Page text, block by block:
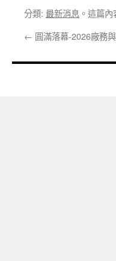
分類: 最新消息 。這篇
← 圓滿落幕-2026廠務